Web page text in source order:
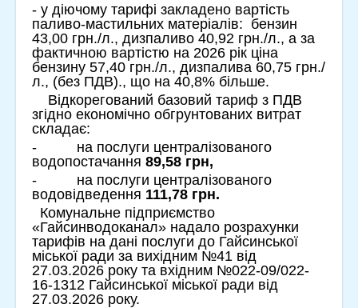
- у діючому тарифі закладено вартість
паливо-мастильних матеріалів: бензин
43,00 грн./л., дизпаливо 40,92 грн./л., а за
фактичною вартістю на 2026 рік ціна
бензину 57,40 грн./л., дизпалива 60,75 грн./
л., (без ПДВ)., що на 40,8% більше.
Відкорегований базовий тариф з ПДВ
згідно економічно обгрунтованих витрат
складає:
- на послуги централізованого
водопостачання 89,58 грн,
- на послуги централізованого
водовідведення 111,78 грн.
Комунальне підприємство
«Гайсинводоканал» надало розрахунки
тарифів на дані послуги до Гайсинської
міської ради за вихідним №41 від
27.03.2026 року та вхідним №022-09/022-
16-1312 Гайсинської міської ради від
27.03.2026 року.